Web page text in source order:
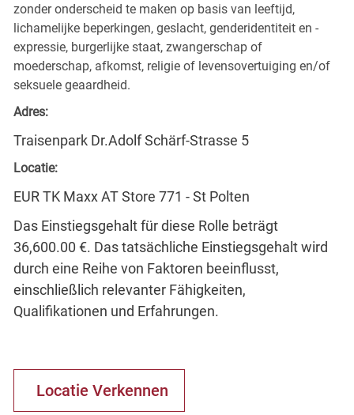
zonder onderscheid te maken op basis van leeftijd,
lichamelijke beperkingen, geslacht, genderidentiteit en -
expressie, burgerlijke staat, zwangerschap of
moederschap, afkomst, religie of levensovertuiging en/of
seksuele geaardheid.
Adres:
Traisenpark Dr.Adolf Schärf-Strasse 5
Locatie:
EUR TK Maxx AT Store 771 - St Polten
Das Einstiegsgehalt für diese Rolle beträgt
36,600.00 €. Das tatsächliche Einstiegsgehalt wird
durch eine Reihe von Faktoren beeinflusst,
einschließlich relevanter Fähigkeiten,
Qualifikationen und Erfahrungen.
Locatie Verkennen